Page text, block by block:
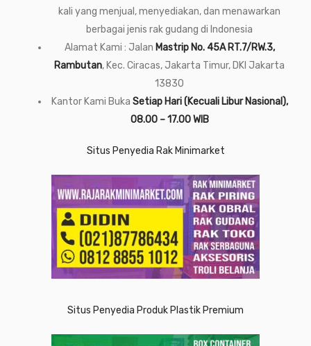
kali yang menjual, menyediakan, dan menawarkan
berbagai jenis rak gudang di Indonesia
Alamat Kami : Jalan Mastrip No. 45A RT.7/RW.3,
Rambutan, Kec. Ciracas, Jakarta Timur, DKI Jakarta
13830
Kantor Kami Buka Setiap Hari (Kecuali Libur Nasional),
08.00 – 17.00 WIB
Situs Penyedia Rak Minimarket
Situs Penyedia Produk Plastik Premium